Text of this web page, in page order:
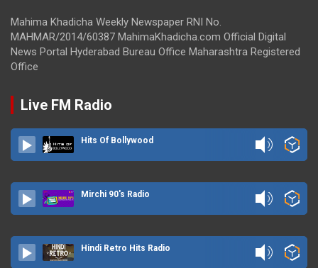
Mahima Khadicha Weekly Newspaper RNI No.
MAHMAR/2014/60387 MahimaKhadicha.com Official Digital
News Portal Hyderabad Bureau Office Maharashtra Registered
Office
Live FM Radio
Hits Of Bollywood
Mirchi 90's Radio
Hindi Retro Hits Radio